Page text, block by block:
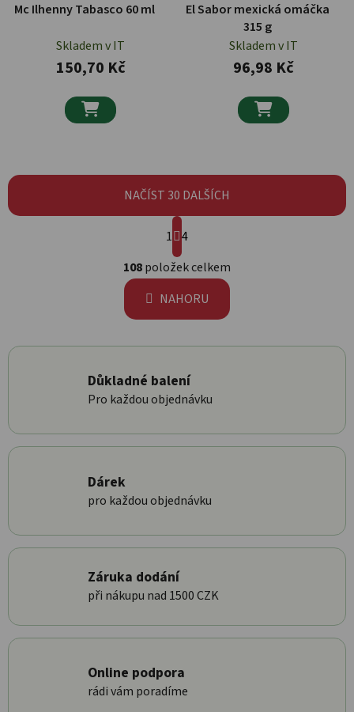
Mc Ilhenny Tabasco 60 ml
Skladem v IT
150,70 Kč

El Sabor mexická omáčka
315 g
Skladem v IT
96,98 Kč

Ovládací prvky výpisu
NAČÍST 30 DALŠÍCH
Stránkování
1 4
108položek celkem
NAHORU
Důkladné balení
Pro každou objednávku
Dárek
pro každou objednávku
Záruka dodání
při nákupu nad 1500 CZK
Online podpora
rádi vám poradíme